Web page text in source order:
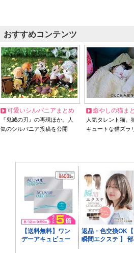
おすすめコンテンツ
可愛いシルバニアまとめ
『鬼滅の刃』の再現ほか、人
気のシルバニア投稿を公開
癒やしの猫ま
人気タレント猫
キュートな猫ズラ